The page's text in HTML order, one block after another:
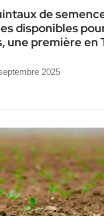
de
disponibles
une première en
2025